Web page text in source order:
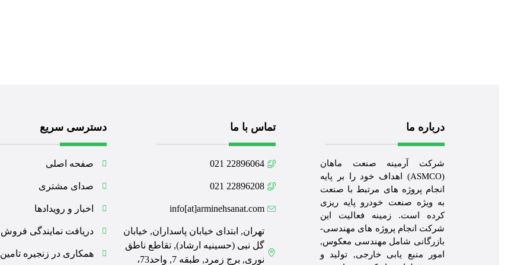
درباره ما
شرکت آرمینه صنعت ماهان
(ASMCO) اهداف خود را بر پایه
انجام پروژه های مرتبط با صنعت
به ویژه صنعت خودرو پایه ریزی
کرده است. زمینه فعالیت این
شرکت انجام پروژه های مهندسی-
بازرگانی شامل مهندسی معکوس,
امور منبع یابی خارجی, تولید و
تماس با ما
22896064 021
22896208 021
info[at]arminehsanat.com
تهران, ابتدای خیابان پاسداران, خیابان
گل نبی (حسینیه ارشاد), تقاطع ناطق
نوری, برج زمرد, طبقه 7, واحد73،
دسترسی سریع
صفحه اصلی
صدای مشتری
اخبار و رویدادها
دریافت نمایندگی فروش
همکاری در زنجیره تامین